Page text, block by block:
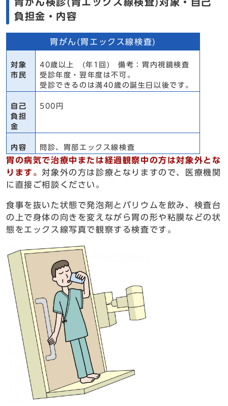
負担金・内容
胃がん(胃エックス線検査)
対象
市民
40歳以上 (年1回) 備考：胃内視鏡検査
受診年度・翌年度は不可。
受診できるのは満40歳の誕生日以後です。
自己
負担
金
500円
内容 問診、胃部エックス線検査
胃の病気で治療中または経過観察中の方は対象外とな
ります。対象外の方は診療となりますので、医療機関
に直接ご相談ください。
食事を抜いた状態で発泡剤とバリウムを飲み、検査台
の上で身体の向きを変えながら胃の形や粘膜などの状
態をエックス線写真で観察する検査です。